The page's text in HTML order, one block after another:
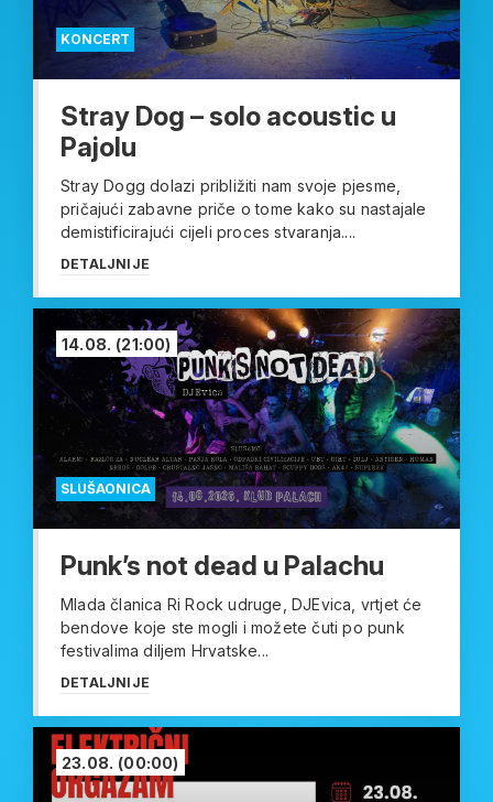
KONCERT
Stray Dog – solo acoustic u
Pajolu
Stray Dogg dolazi približiti nam svoje pjesme,
pričajući zabavne priče o tome kako su nastajale
demistificirajući cijeli proces stvaranja....
DETALJNIJE
SLUŠAONICA
14.08. (21:00)
Punk’s not dead u Palachu
Mlada članica Ri Rock udruge, DJEvica, vrtjet će
bendove koje ste mogli i možete čuti po punk
festivalima diljem Hrvatske...
DETALJNIJE
23.08. (00:00)